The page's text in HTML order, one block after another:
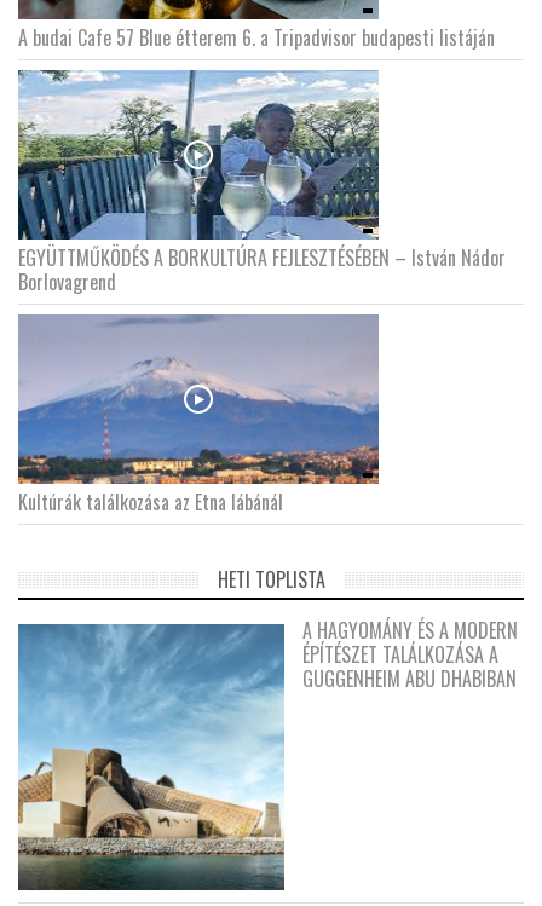
A budai Cafe 57 Blue étterem 6. a Tripadvisor budapesti listáján
EGYÜTTMŰKÖDÉS A BORKULTÚRA FEJLESZTÉSÉBEN – István Nádor
Borlovagrend
Kultúrák találkozása az Etna lábánál
HETI TOPLISTA
A HAGYOMÁNY ÉS A MODERN
ÉPÍTÉSZET TALÁLKOZÁSA A
GUGGENHEIM ABU DHABIBAN